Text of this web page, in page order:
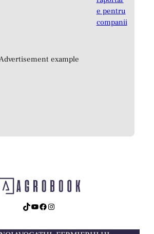
example
TikTok YouTube Facebook Instagram